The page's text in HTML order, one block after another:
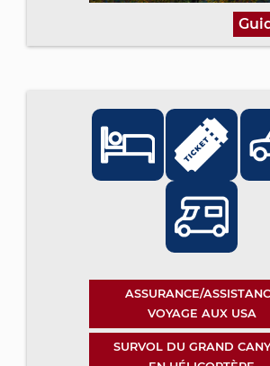
ASSURANCE/
VOYAGE AUX USA
SURVOL DU GRAND